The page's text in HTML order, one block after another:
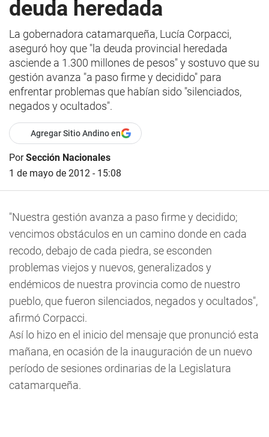
deuda heredada
La gobernadora catamarqueña, Lucía Corpacci,
aseguró hoy que "la deuda provincial heredada
asciende a 1.300 millones de pesos" y sostuvo que su
gestión avanza "a paso firme y decidido" para
enfrentar problemas que habían sido "silenciados,
negados y ocultados".
Agregar Sitio Andino en
PorSección Nacionales
1 de mayo de 2012 - 15:08
"Nuestra gestión avanza a paso firme y decidido;
vencimos obstáculos en un camino donde en cada
recodo, debajo de cada piedra, se esconden
problemas viejos y nuevos, generalizados y
endémicos de nuestra provincia como de nuestro
pueblo, que fueron silenciados, negados y ocultados",
afirmó Corpacci.
Así lo hizo en el inicio del mensaje que pronunció esta
mañana, en ocasión de la inauguración de un nuevo
período de sesiones ordinarias de la Legislatura
catamarqueña.